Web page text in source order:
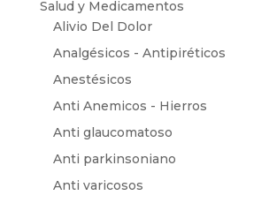
Salud y Medicamentos
Alivio Del Dolor
Analgésicos - Antipiréticos
Anestésicos
Anti Anemicos - Hierros
Anti glaucomatoso
Anti parkinsoniano
Anti varicosos